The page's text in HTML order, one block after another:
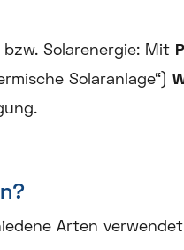
Solarenergie: Mit
Solaranlage“)
Arten